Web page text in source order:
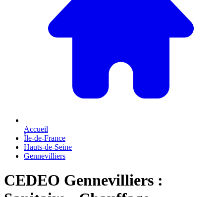
Accueil
Île-de-France
Hauts-de-Seine
Gennevilliers
CEDEO Gennevilliers :